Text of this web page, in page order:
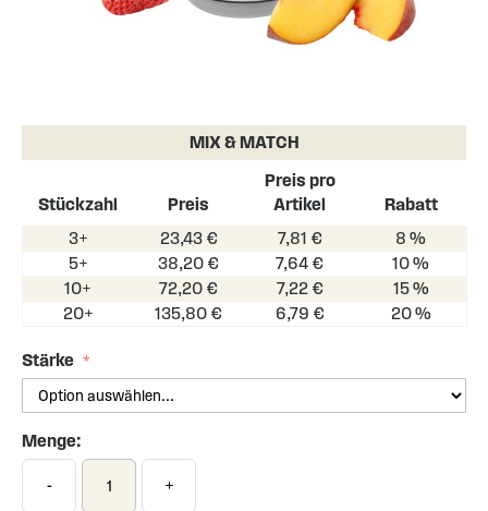
the
the
gallery
MIX & MATCH
Stückzahl Preis
Preis pro
Artikel
Rabatt
3+
23,43 € 7,81 €
8 %
5+
38,20 € 7,64 €
10 %
10+
72,20 € 7,22 €
15 %
20+
135,80 € 6,79 € 20 %
Stärke
Menge:
- +